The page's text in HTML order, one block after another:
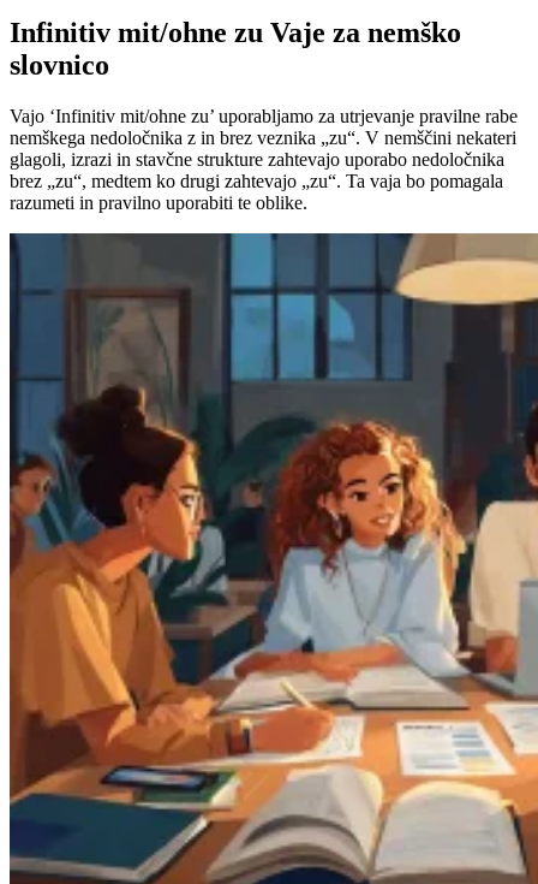
Infinitiv mit/ohne zu Vaje za nemško
slovnico
Vajo ‘Infinitiv mit/ohne zu’ uporabljamo za utrjevanje pravilne rabe
nemškega nedoločnika z in brez veznika „zu“. V nemščini nekateri
glagoli, izrazi in stavčne strukture zahtevajo uporabo nedoločnika
brez „zu“, medtem ko drugi zahtevajo „zu“. Ta vaja bo pomagala
razumeti in pravilno uporabiti te oblike.